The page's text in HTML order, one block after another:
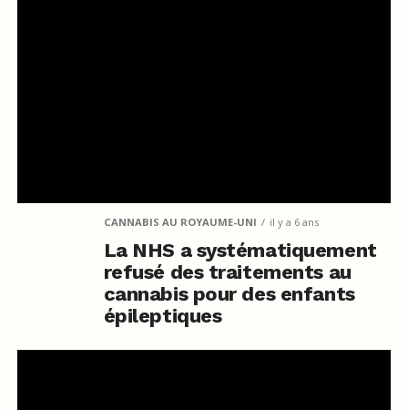
CANNABIS AU ROYAUME-UNI il y a 6 ans
La NHS a systématiquement
refusé des traitements au
cannabis pour des enfants
épileptiques